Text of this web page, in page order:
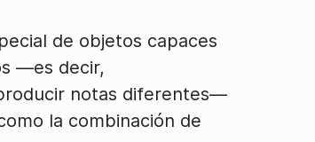
de objetos capaces
—es decir,
notas diferentes—
la combinación de